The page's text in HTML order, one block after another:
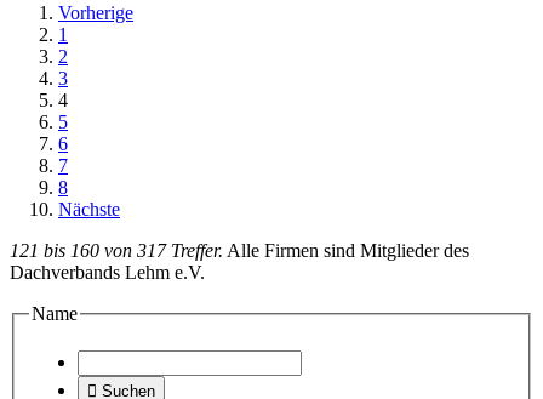
Vorherige
1
2
3
4
5
6
7
8
Nächste
121 bis 160 von 317 Treffer. Alle Firmen sind Mitglieder des
Dachverbands Lehm e.V.
Name
 Suchen